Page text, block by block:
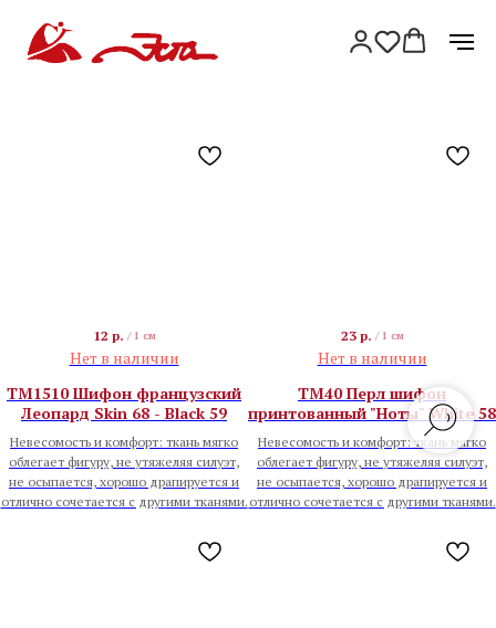
12 р. / 1 см
Нет в наличии
TM1510 Шифон французский
Леопард Skin 68 - Black 59
Невесомость и комфорт: ткань мягко
облегает фигуру, не утяжеляя силуэт,
не осыпается, хорошо драпируется и
отлично сочетается с другими тканями.
23 р. / 1 см
Нет в наличии
TM40 Перл шифон
принтованный "Ноты" White 58
Невесомость и комфорт: ткань мягко
облегает фигуру, не утяжеляя силуэт,
не осыпается, хорошо драпируется и
отлично сочетается с другими тканями.